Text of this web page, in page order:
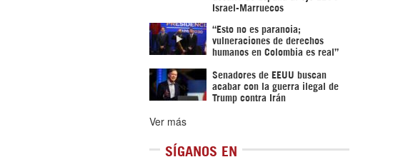
Israel-Marruecos
“Esto no es paranoia;
vulneraciones de derechos
humanos en Colombia es real”
Senadores de EEUU buscan
acabar con la guerra ilegal de
Trump contra Irán
Ver más
SÍGANOS EN